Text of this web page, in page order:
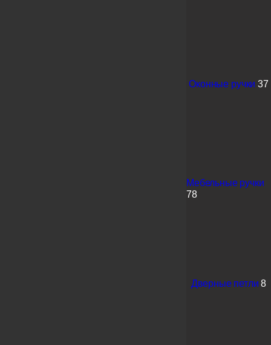
Оконные ручки 37
Мебельные ручки
78
Дверные петли 8